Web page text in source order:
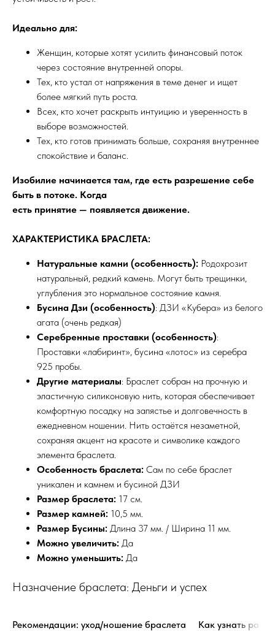
Идеально для:
Женщин, которые хотят усилить финансовый поток
через состояние внутренней опоры.
Тех, кто устал от напряжения в теме денег и ищет
более мягкий путь роста.
Всех, кто хочет раскрыть интуицию и уверенность в
выборе возможностей.
Тех, кто готов принимать больше, сохраняя внутреннее
спокойствие и баланс.
Изобилие начинается там, где есть разрешение себе
быть в потоке. Когда
есть принятие — появляется движение.
ХАРАКТЕРИСТИКА БРАСЛЕТА:
Натуральные камни (особенность): Родохрозит
натуральный, редкий камень. Могут быть трещинки,
углубления это нормальное состояние камня.
Бусина Дзи (особенность): ДЗИ «Кубера» из белого
агата (очень редкая)
Серебренные проставки (особенность):
Проставки «лабиринт», бусина «лотос» из серебра
925 пробы.
Другие материалы: Браслет собран на прочную и
эластичную силиконовую нить, которая обеспечивает
комфортную посадку на запястье и долговечность в
ежедневном ношении. Нить остаётся незаметной,
сохраняя акцент на красоте и символике каждого
элемента браслета.
Особенность браслета: Сам по себе браслет
уникален и камнем и бусиной ДЗИ
Размер браслета: 17 см.
Размер камней: 10,5 мм.
Размер Бусины: Длина 37 мм. / Ширина 11 мм.
Можно увеличить: Да
Можно уменьшить: Да
Назначение браслета: Деньги и успех
Рекомендации: уход/ношение браслета Как узнать